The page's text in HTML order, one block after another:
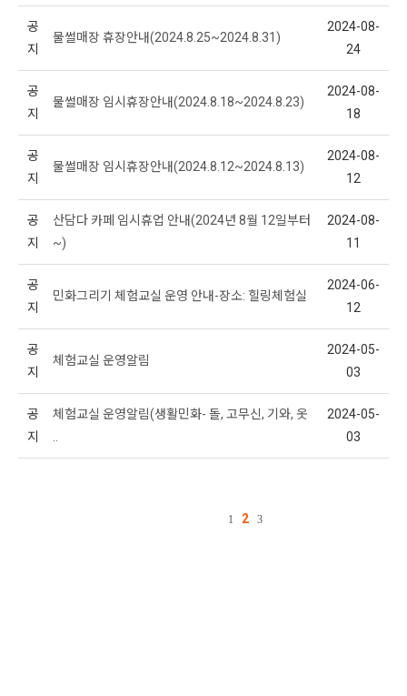
공
지
물썰매장 휴장안내(2024.8.25~2024.8.31)
2024-08-
24
공
지
물썰매장 임시휴장안내(2024.8.18~2024.8.23)
2024-08-
18
공
지
물썰매장 임시휴장안내(2024.8.12~2024.8.13)
2024-08-
12
공
지
산담다 카페 임시휴업 안내(2024년 8월 12일부터
~)
2024-08-
11
공
지
민화그리기 체험교실 운영 안내-장소: 힐링체험실
2024-06-
12
공
지
체험교실 운영알림
2024-05-
03
공
지
체험교실 운영알림(생활민화- 돌, 고무신, 기와, 옷
2024-05-
03
1 2 3